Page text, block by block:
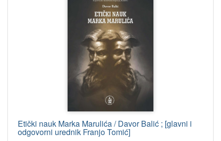
Etički nauk Marka Marulića / Davor Balić ; [glavni i
odgovorni urednik Franjo Tomić]